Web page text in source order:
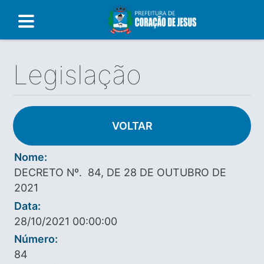
Legislação
VOLTAR
Nome:
DECRETO Nº. 84, DE 28 DE OUTUBRO DE
2021
Data:
28/10/2021 00:00:00
Número:
84